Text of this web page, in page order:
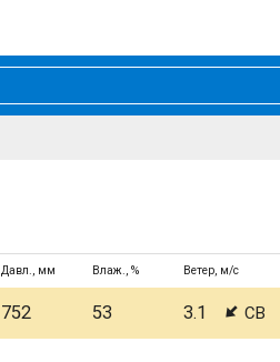
Давл., мм Влаж., % Ветер, м/с
752 53 3.1 СВ